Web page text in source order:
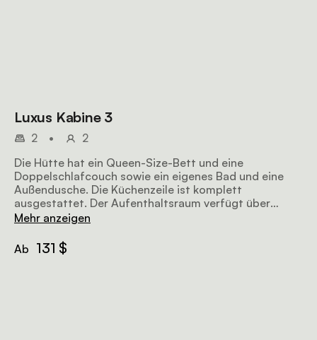
Luxus Kabine 3
2 •
2
Die Hütte hat ein Queen-Size-Bett und eine
Doppelschlafcouch sowie ein eigenes Bad und eine
Außendusche. Die Küchenzeile ist komplett
ausgestattet. Der Aufenthaltsraum verfügt über
bequeme Sitzgelegenheiten, einen Fernseher und Wi-
Mehr anzeigen
Ab 131 $